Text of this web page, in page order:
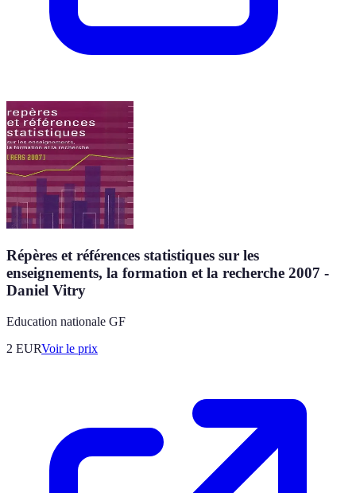
Répères et références statistiques sur les
enseignements, la formation et la recherche 2007 -
Daniel Vitry
Education nationale GF
2 EURVoir le prix